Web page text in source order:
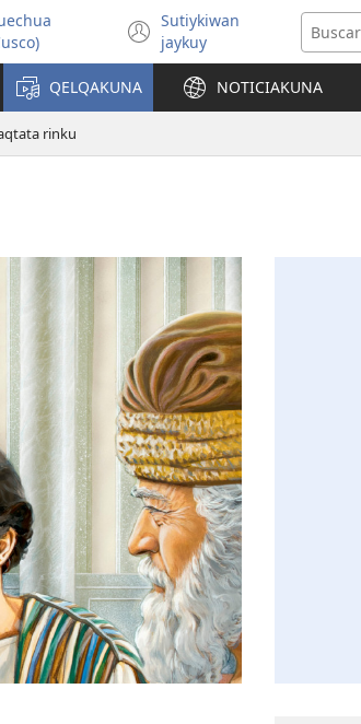
Simita
akllay
Sutiykiwan
jaykuy(abre
una
nueva
ventana)
QELQAKUNA NOTICIAKUNA
rinku